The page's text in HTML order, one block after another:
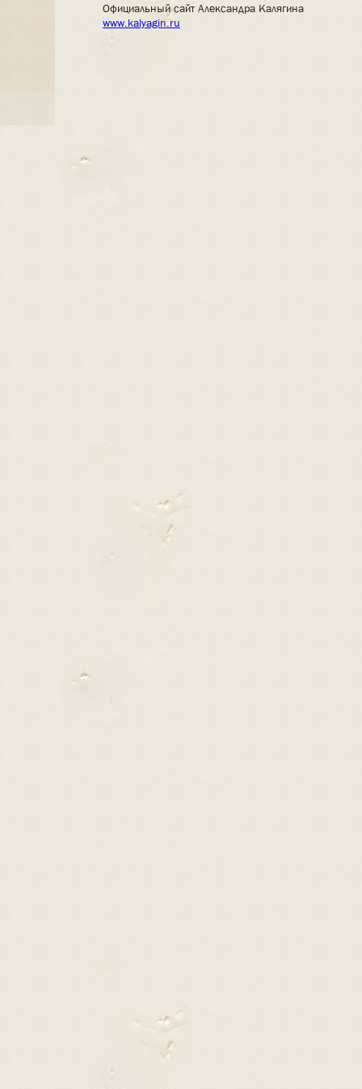
Официальный сайт Александра Калягина
www.kalyagin.ru